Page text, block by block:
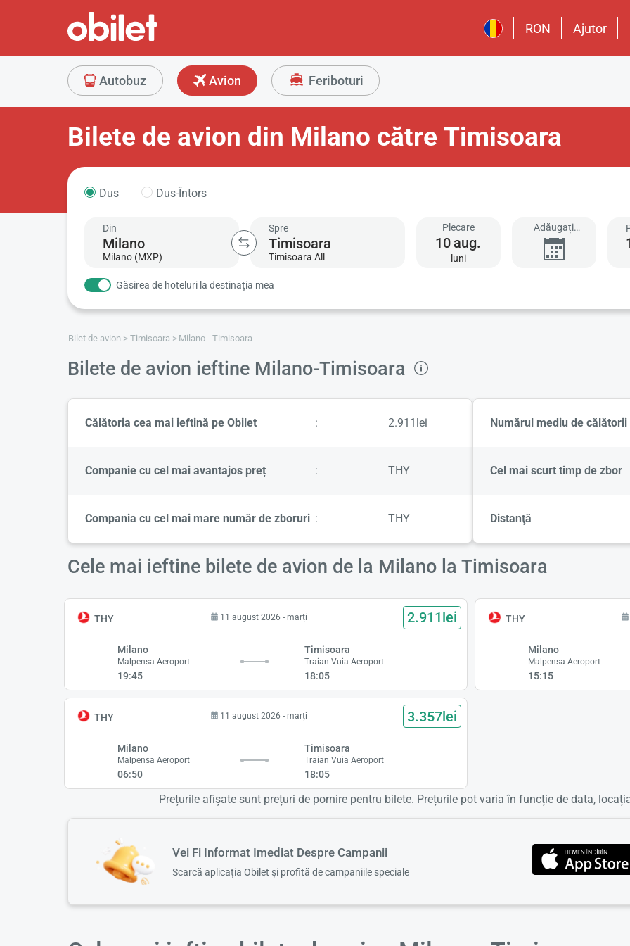
RON Ajutor
Autobuz Avion Feriboturi
Bilete de avion din Milano către Timisoara
Dus Dus-Întors
Din
Milano (MXP)
Spre
Timisoara All
Plecare
10aug.
luni
Adăugați
întoarcere
Găsirea de hoteluri la destinația mea
Bilet de avion Timisoara Milano - Timisoara
Bilete de avion ieftine Milano-Timisoara
Călătoria cea mai ieftină pe Obilet : 2.911lei
Companie cu cel mai avantajos preț : THY
Compania cu cel mai mare număr de zboruri : THY
Numărul mediu de călătorii
Cel mai scurt timp de zbor
Distanţă
Cele mai ieftine bilete de avion de la Milano la Timisoara
THY 11 august 2026 - marți 2.911lei
Milano
Malpensa Aeroport
19:45
Timisoara
Traian Vuia Aeroport
18:05
THY
Milano
Malpensa Aeroport
15:15
THY 11 august 2026 - marți 3.357lei
Milano
Malpensa Aeroport
06:50
Timisoara
Traian Vuia Aeroport
18:05
Prețurile afișate sunt prețuri de pornire pentru bilete. Prețurile pot varia în funcție de data,
Vei Fi Informat Imediat Despre Campanii
Scarcă aplicația Obilet și profită de campaniile speciale